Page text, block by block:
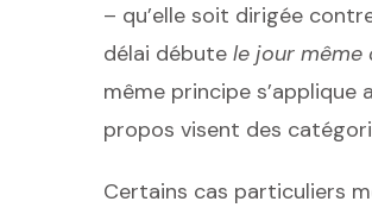
– qu’elle soit dirigée
délai débute le jour même
même principe s’applique
propos visent des
Certains cas particuliers